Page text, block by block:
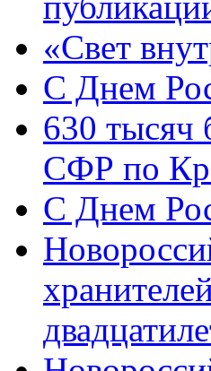
«Свет
C Днем
630 тысяч
СФР по
C Днем